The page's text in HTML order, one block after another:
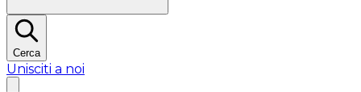
Cerca
Unisciti a noi